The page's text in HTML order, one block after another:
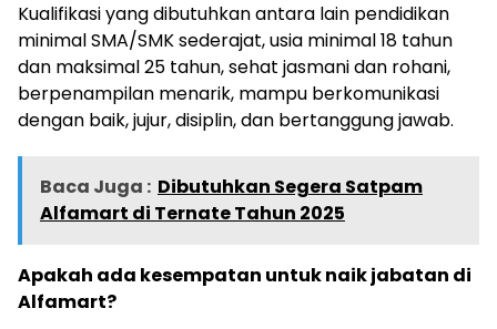
Kualifikasi yang dibutuhkan antara lain pendidikan
minimal SMA/SMK sederajat, usia minimal 18 tahun
dan maksimal 25 tahun, sehat jasmani dan rohani,
berpenampilan menarik, mampu berkomunikasi
dengan baik, jujur, disiplin, dan bertanggung jawab.
Baca Juga : Dibutuhkan Segera Satpam
Alfamart di Ternate Tahun 2025
Apakah ada kesempatan untuk naik jabatan di
Alfamart?